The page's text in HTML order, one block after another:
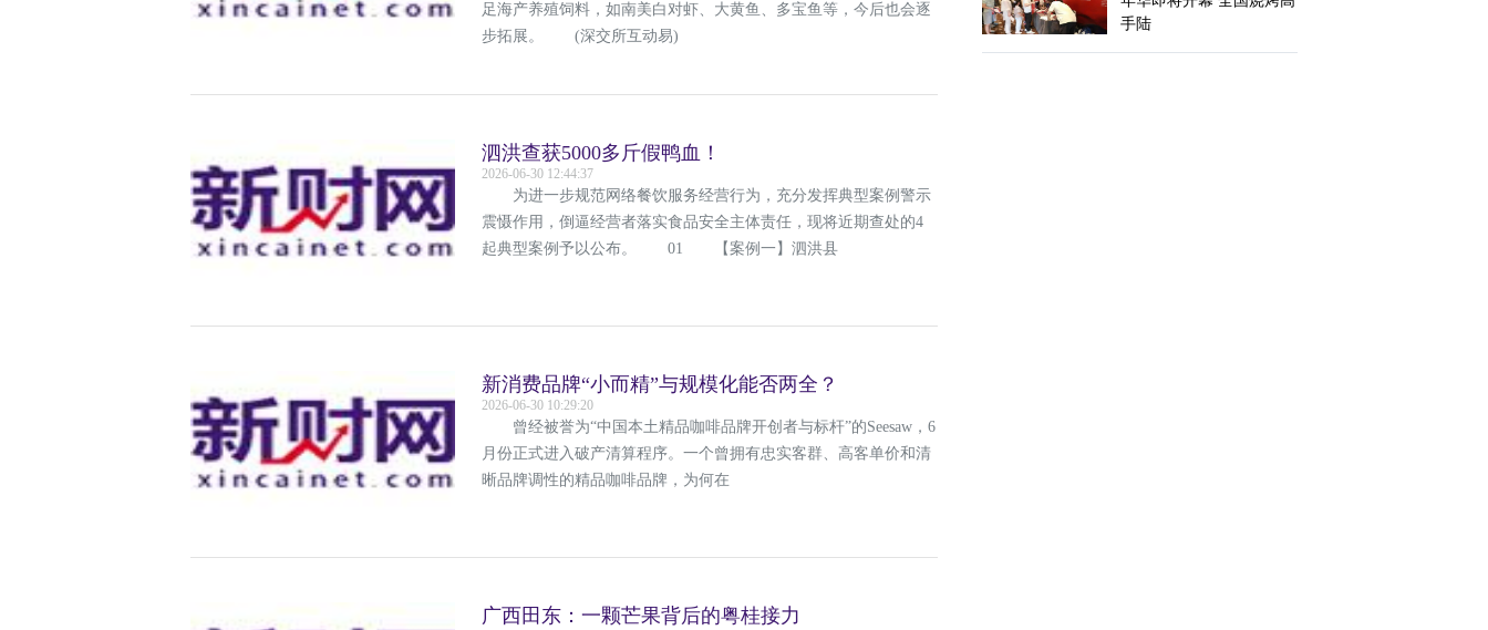
足海产养殖饲料，如南美白对虾、大黄鱼、多宝鱼等，今后也会逐
步拓展。 (深交所互动易)
泗洪查获5000多斤假鸭血！
2026-06-30 12:44:37
为进一步规范网络餐饮服务经营行为，充分发挥典型案例警示
震慑作用，倒逼经营者落实食品安全主体责任，现将近期查处的4
起典型案例予以公布。 01 【案例一】泗洪县
新消费品牌“小而精”与规模化能否两全？
2026-06-30 10:29:20
曾经被誉为“中国本土精品咖啡品牌开创者与标杆”的Seesaw，6
月份正式进入破产清算程序。一个曾拥有忠实客群、高客单价和清
晰品牌调性的精品咖啡品牌，为何在
广西田东：一颗芒果背后的粤桂接力
手陆